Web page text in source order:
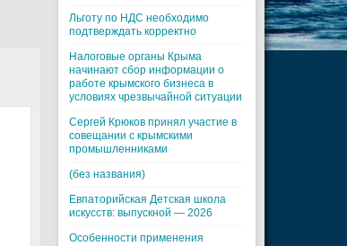
Льготу по НДС необходимо
подтверждать корректно
Налоговые органы Крыма
начинают сбор информации о
работе крымского бизнеса в
условиях чрезвычайной ситуации
Cергей Крюков принял участие в
совещании с крымскими
промышленниками
(без названия)
Евпаторийская Детская школа
искусств: выпускной — 2026
Особенности применения